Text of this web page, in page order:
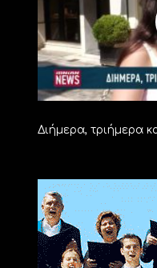
Διήμερα, τριήμερα